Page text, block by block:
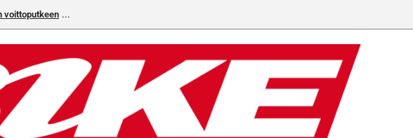
voittoputkeen